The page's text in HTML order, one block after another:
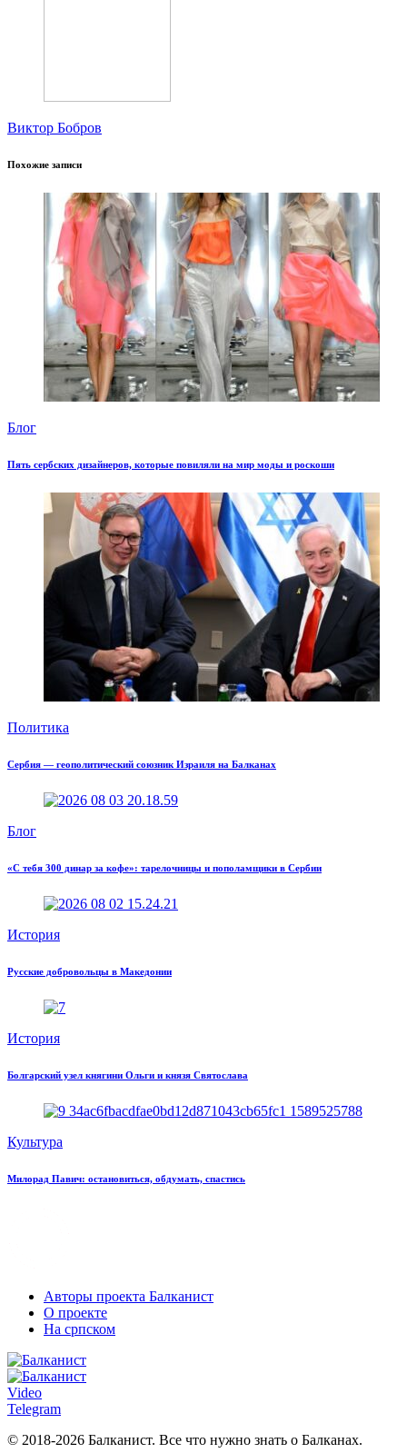
Виктор Бобров
Похожие записи
Блог
Пять сербских дизайнеров, которые повиляли на мир моды и роскоши
Политика
Сербия — геополитический союзник Израиля на Балканах
Блог
«С тебя 300 динар за кофе»: тарелочницы и пополамщики в Сербии
История
Русские добровольцы в Македонии
История
Болгарский узел княгини Ольги и князя Святослава
Культура
Милорад Павич: остановиться, обдумать, спастись
Авторы проекта Балканист
О проекте
На српском
Video
Telegram
© 2018-2026 Балканист. Все что нужно знать о Балканах.